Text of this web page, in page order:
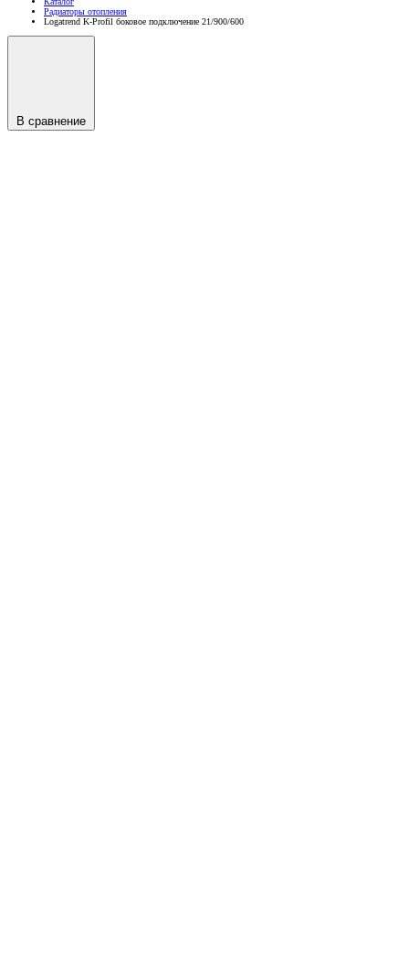
Радиаторы отопления
Logatrend K-Profil боковое подключение 21/900/600
В сравнение